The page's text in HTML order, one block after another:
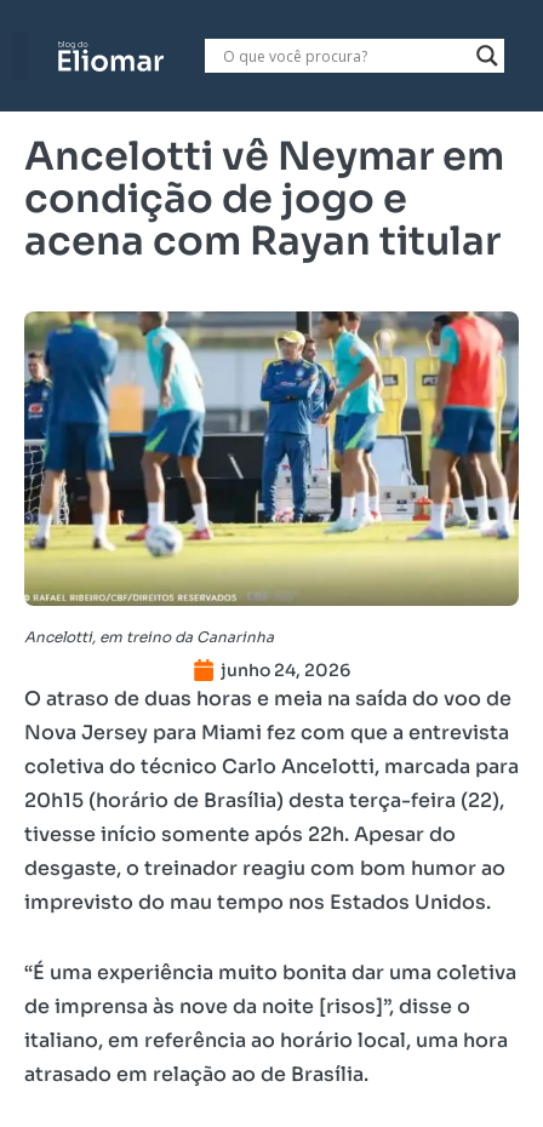
Ancelotti vê Neymar em
condição de jogo e
acena com Rayan titular
Ancelotti, em treino da Canarinha
junho 24, 2026
O atraso de duas horas e meia na saída do voo de
Nova Jersey para Miami fez com que a entrevista
coletiva do técnico Carlo Ancelotti, marcada para
20h15 (horário de Brasília) desta terça-feira (22),
tivesse início somente após 22h. Apesar do
desgaste, o treinador reagiu com bom humor ao
imprevisto do mau tempo nos Estados Unidos.
“É uma experiência muito bonita dar uma coletiva
de imprensa às nove da noite [risos]”, disse o
italiano, em referência ao horário local, uma hora
atrasado em relação ao de Brasília.